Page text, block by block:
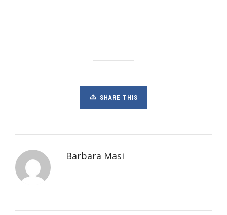
SHARE THIS
Barbara Masi